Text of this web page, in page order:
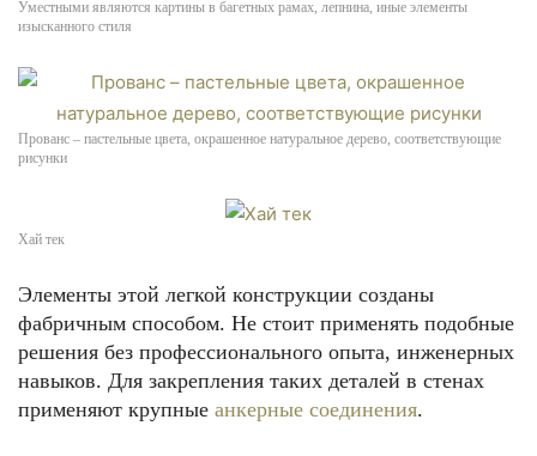
Уместными являются картины в багетных рамах, лепнина, иные элементы
изысканного стиля
Прованс – пастельные цвета, окрашенное натуральное дерево, соответствующие
рисунки
Хай тек
Элементы этой легкой конструкции созданы
фабричным способом. Не стоит применять подобные
решения без профессионального опыта, инженерных
навыков. Для закрепления таких деталей в стенах
применяют крупные анкерные соединения.